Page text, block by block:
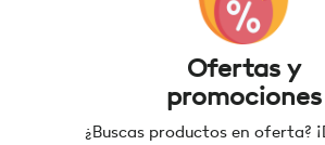
Ofertas y
promociones
¿Buscas productos en oferta?